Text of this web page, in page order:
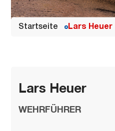
Startseite Lars Heuer
Lars Heuer
WEHRFÜHRER